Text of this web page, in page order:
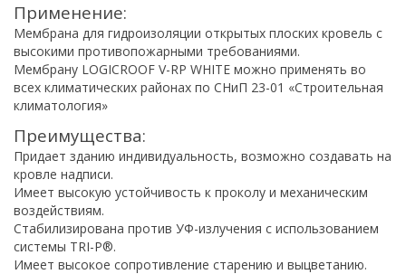
Применение:
Мембрана для гидроизоляции открытых плоских кровель с
высокими противопожарными требованиями.
Мембрану LOGICROOF V-RP WHITE можно применять во
всех климатических районах по СНиП 23-01 «Строительная
климатология»
Преимущества:
Придает зданию индивидуальность, возможно создавать на
кровле надписи.
Имеет высокую устойчивость к проколу и механическим
воздействиям.
Стабилизирована против УФ-излучения с использованием
системы TRI-P®.
Имеет высокое сопротивление старению и выцветанию.